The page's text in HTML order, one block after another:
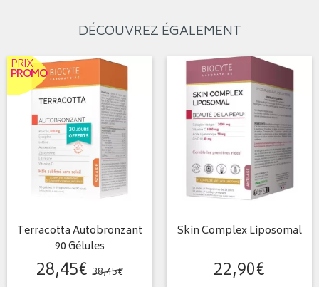
DÉCOUVREZ ÉGALEMENT
PRIX
PROMO
Terracotta Autobronzant
90 Gélules
28,45€ 38,45€
Skin Complex Liposomal
22,90€